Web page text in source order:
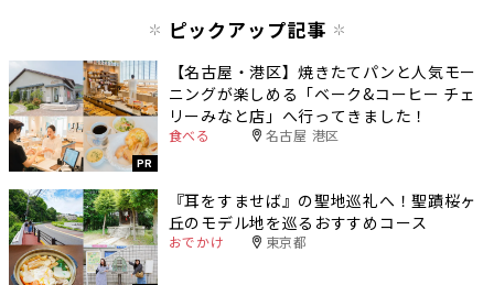
ピックアップ記事
PR
【名古屋・港区】焼きたてパンと人気モー
ニングが楽しめる「ベーク&コーヒー チェ
リーみなと店」へ行ってきました！
食べる 名古屋 港区
『耳をすませば』の聖地巡礼へ！聖蹟桜ヶ
丘のモデル地を巡るおすすめコース
おでかけ 東京都